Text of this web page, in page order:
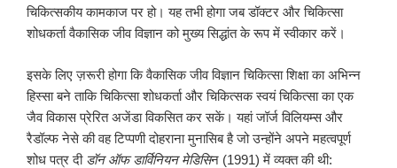
चिकित्सकीय कामकाज पर हो। यह तभी होगा जब डॉक्टर और चिकित्सा
शोधकर्ता वैकासिक जीव विज्ञान को मुख्य सिद्धांत के रूप में स्वीकार करें।
इसके लिए ज़रूरी होगा कि वैकासिक जीव विज्ञान चिकित्सा शिक्षा का अभिन्न
हिस्सा बने ताकि चिकित्सा शोधकर्ता और चिकित्सक स्वयं चिकित्सा का एक
जैव विकास प्रेरित अजेंडा विकसित कर सकें। यहां जॉर्ज विलियम्स और
रैडॉल्फ नेसे की वह टिप्पणी दोहराना मुनासिब है जो उन्होंने अपने महत्वपूर्ण
शोध पत्र दी डॉन ऑफ डार्विनियन मेडिसिन (1991) में व्यक्त की थी: